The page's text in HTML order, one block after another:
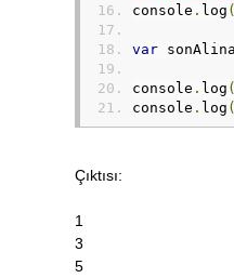
console . log (
var
console . log (
console . log (
Çıktısı:
1
3
5